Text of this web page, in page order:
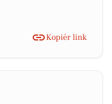
Kopiér link